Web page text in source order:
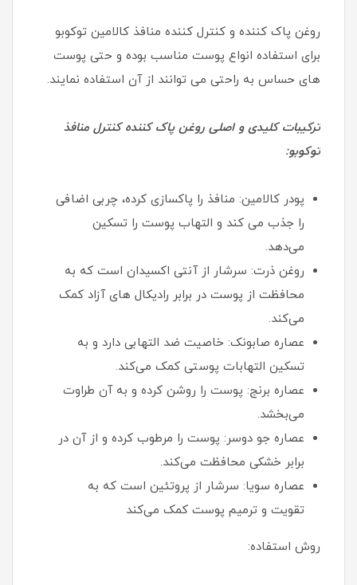
روغن پاک کننده و کنترل کننده منافذ کالامین توکوبو
برای استفاده انواع پوست مناسب بوده و حتی پوست
های حساس به راحتی می توانند از آن استفاده نمایند.
ترکیبات کلیدی و اصلی روغن پاک کننده کنترل منافذ
توکوبو:
پودر کالامین: منافذ را پاکسازی کرده، چربی اضافی
را جذب می کند و التهاب پوست را تسکین
می‌دهد.
روغن ذرت: سرشار از آنتی اکسیدان است که به
محافظت از پوست در برابر رادیکال های آزاد کمک
می‌کند.
عصاره صابونک: خاصیت ضد التهابی دارد و به
تسکین التهابات پوستی کمک می‌کند.
عصاره برنج: پوست را روشن کرده و به آن طراوت
می‌بخشد.
عصاره جو دوسر: پوست را مرطوب کرده و از آن در
برابر خشکی محافظت می‌کند.
عصاره سویا: سرشار از پروتئین است که به
تقویت و ترمیم پوست کمک می‌کند
روش استفاده: